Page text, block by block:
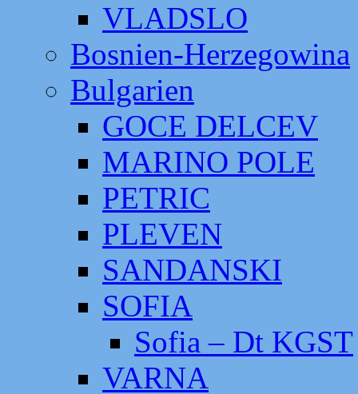
VLADSLO
Bosnien-Herzegowina
Bulgarien
GOCE DELCEV
MARINO POLE
PETRIC
PLEVEN
SANDANSKI
SOFIA
Sofia – Dt KGST
VARNA